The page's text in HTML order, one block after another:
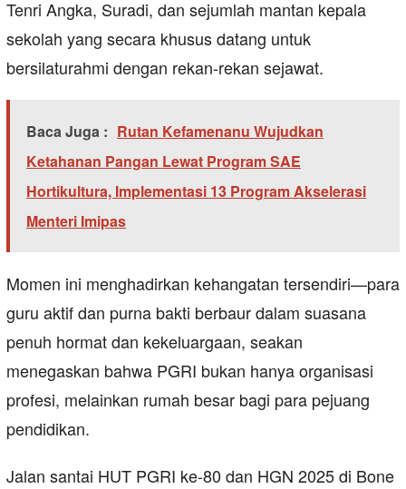
Tenri Angka, Suradi, dan sejumlah mantan kepala
sekolah yang secara khusus datang untuk
bersilaturahmi dengan rekan-rekan sejawat.
Baca Juga : Rutan Kefamenanu Wujudkan
Ketahanan Pangan Lewat Program SAE
Hortikultura, Implementasi 13 Program Akselerasi
Menteri Imipas
Momen ini menghadirkan kehangatan tersendiri—para
guru aktif dan purna bakti berbaur dalam suasana
penuh hormat dan kekeluargaan, seakan
menegaskan bahwa PGRI bukan hanya organisasi
profesi, melainkan rumah besar bagi para pejuang
pendidikan.
Jalan santai HUT PGRI ke-80 dan HGN 2025 di Bone